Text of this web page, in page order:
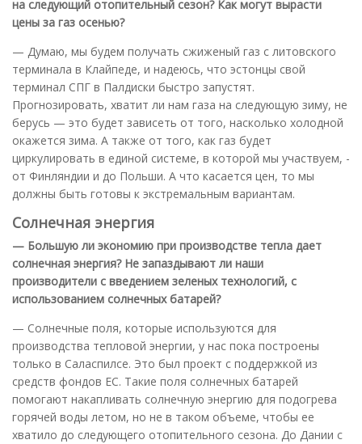
на следующий отопительный сезон? Как могут вырасти
цены за газ осенью?
— Думаю, мы будем получать сжиженый газ с литовского
терминала в Клайпеде, и надеюсь, что эстонцы свой
терминал СПГ в Палдиски быстро запустят.
Прогнозировать, хватит ли нам газа на следующую зиму, не
берусь — это будет зависеть от того, насколько холодной
окажется зима. А также от того, как газ будет
циркулировать в единой системе, в которой мы участвуем, -
от Финляндии и до Польши. А что касается цен, то мы
должны быть готовы к экстремальным вариантам.
Солнечная энергия
— Большую ли экономию при производстве тепла дает
солнечная энергия? Не запаздывают ли наши
производители с введением зеленых технологий, с
использованием солнечных батарей?
— Солнечные поля, которые используются для
производства тепловой энергии, у нас пока построены
только в Саласпилсе. Это был проект с поддержкой из
средств фондов ЕС. Такие поля солнечных батарей
помогают накапливать солнечную энергию для подогрева
горячей воды летом, но не в таком объеме, чтобы ее
хватило до следующего отопительного сезона. До Дании с